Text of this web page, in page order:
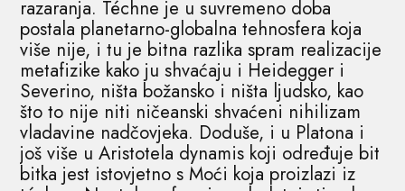
razaranja. Téchne je u suvremeno doba
postala planetarno-globalna tehnosfera koja
više nije, i tu je bitna razlika spram realizacije
metafizike kako ju shvaćaju i Heidegger i
Severino, ništa božansko i ništa ljudsko, kao
što to nije niti ničeanski shvaćeni nihilizam
vladavine nadčovjeka. Doduše, i u Platona i
još više u Aristotela dynamis koji određuje bit
bitka jest istovjetno s Moći koja proizlazi iz